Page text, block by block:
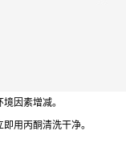
因素增减。
用丙酮清洗干净。